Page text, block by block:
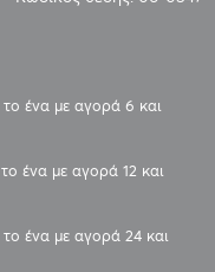
το ένα με αγορά 6 και
το ένα με αγορά 12 και
το ένα με αγορά 24 και